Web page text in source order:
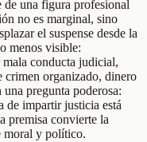
de una figura profesional
no es marginal, sino
el suspense desde la
menos visible:
conducta judicial,
crimen organizado, dinero
pregunta poderosa:
de impartir justicia está
premisa convierte la
moral y político.